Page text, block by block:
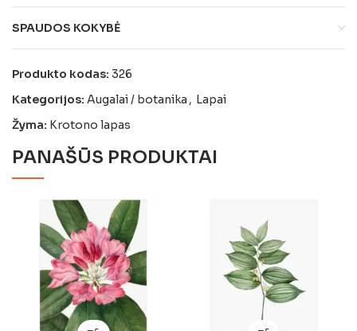
SPAUDOS KOKYBĖ
Produkto kodas: 326
Kategorijos: Augalai / botanika , Lapai
Žyma: Krotono lapas
PANAŠŪS PRODUKTAI